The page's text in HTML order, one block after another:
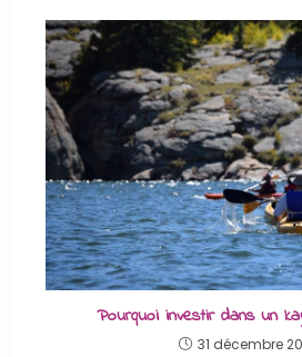
Pourquoi investir dans un
31 décembre